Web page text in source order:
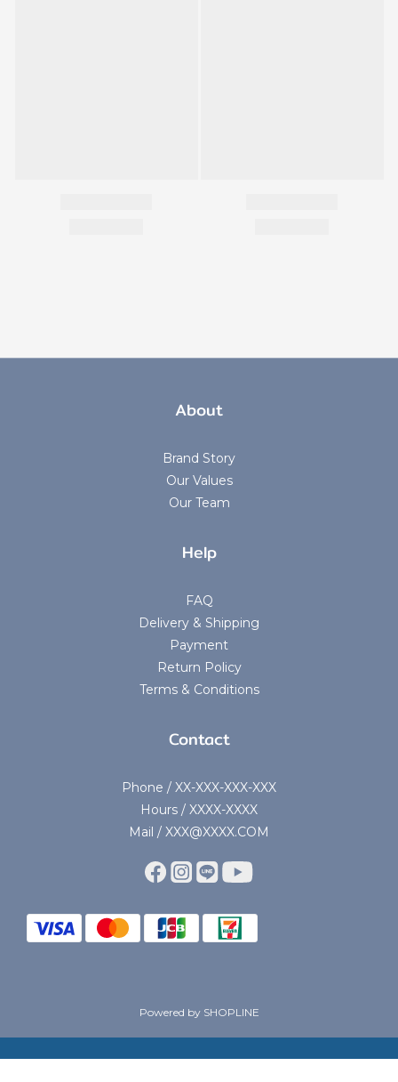
About
Brand Story
Our Values
Our Team
Help
FAQ
Delivery & Shipping
Payment
Return Policy
Terms & Conditions
Contact
Phone / XX-XXX-XXX-XXX
Hours / XXXX-XXXX
Mail / XXX@XXXX.COM
Powered by SHOPLINE